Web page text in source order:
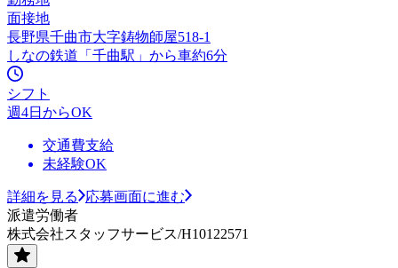
面接地
長野県千曲市大字鋳物師屋518-1
しなの鉄道「千曲駅」から車約6分
シフト
週4日からOK
交通費支給
未経験OK
詳細を見る
応募画面に進む
派遣労働者
株式会社スタッフサービス/H10122571